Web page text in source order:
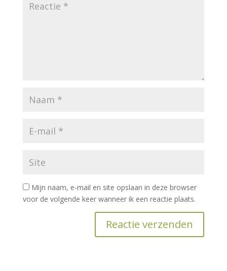
Mijn naam, e-mail en site opslaan in deze browser
voor de volgende keer wanneer ik een reactie plaats.